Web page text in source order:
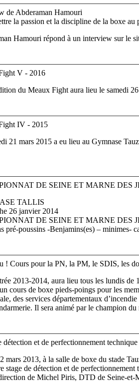
de Abderaman Hamouri
la passion et la discipline de la boxe au
Hamouri répond à un interview sur le
V - 2016
du Meaux Fight aura lieu le samedi
IV - 2015
21 mars 2015 a eu lieu au Gymnase
DE SEINE ET MARNE DES
TALLIS
26 janvier 2014
DE SEINE ET MARNE DES
pré-poussins -Benjamins(es) – minimes-
! Cours pour la PN, la PM, le SDIS, les
2013-2014, aura lieu tous les lundis de
cours de boxe pieds-poings pour les
des services départementaux
Il sera animé par le champion
détection et de perfectionnement
mars 2013, à la salle de boxe du stade
stage de détection et de
de Michel Piris, DTD de Seine-